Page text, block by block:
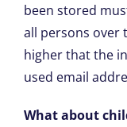
been stored
all persons over
higher that the
used email
What about